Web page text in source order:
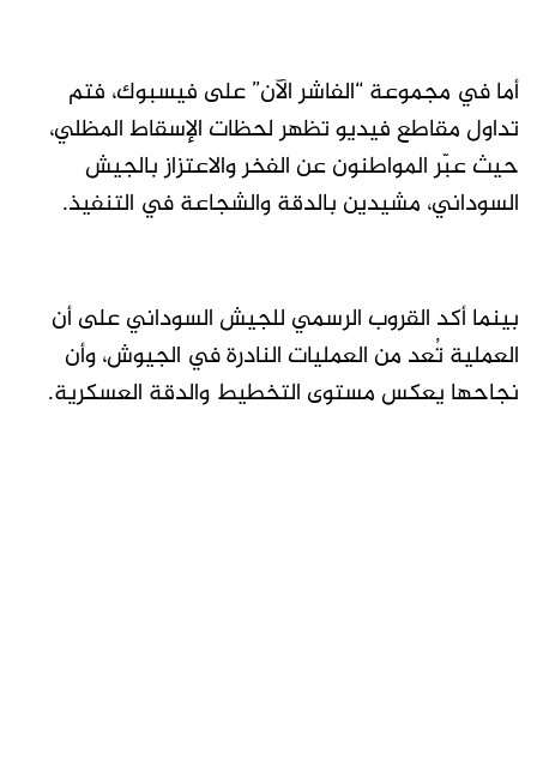
أما في مجموعة “الفاشر الآن” على فيسبوك، فتم
تداول مقاطع فيديو تظهر لحظات الإسقاط المظلي،
حيث عبّر المواطنون عن الفخر والاعتزاز بالجيش
السوداني، مشيدين بالدقة والشجاعة في التنفيذ.
بينما أكد القروب الرسمي للجيش السوداني على أن
العملية تُعد من العمليات النادرة في الجيوش، وأن
نجاحها يعكس مستوى التخطيط والدقة العسكرية.